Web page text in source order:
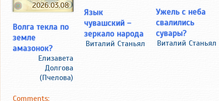
2026.03.08
Волга текла по
земле
амазонок?
Елизавета
Долгова
(Пчелова)
Язык
чувашский –
зеркало народа
Виталий Станьял
Ужель с неба
свалились
сувары?
Виталий Станьял
Comments: